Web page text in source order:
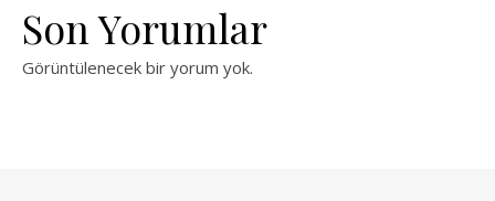
Son Yorumlar
Görüntülenecek bir yorum yok.